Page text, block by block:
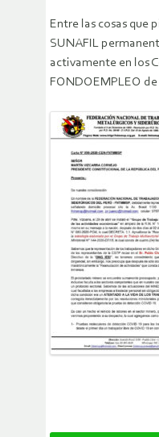
Entre las cosas que
SUNAFIL
activamente en los
FONDOEMPLEO